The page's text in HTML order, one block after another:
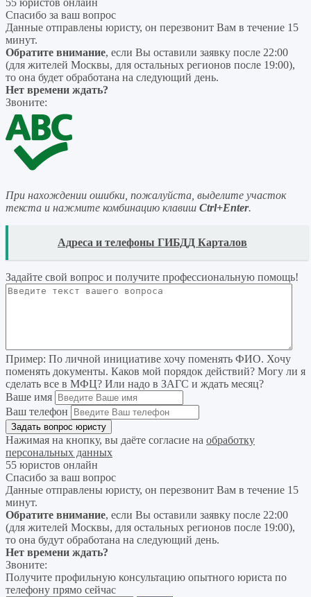
55 юристов онлайн
Спасибо за ваш вопрос
Данные отправлены юристу, он перезвонит Вам в течение 15
минут.
Обратите внимание, если Вы оставили заявку после 22:00
(для жителей Москвы, для остальных регионов после 19:00),
то она будет обработана на следующий день.
Нет времени ждать?
Звоните:
При нахождении ошибки, пожалуйста, выделите участок
текста и нажмите комбинацию клавиш Ctrl+Enter.
Адреса и телефоны ГИБДД Карталов
Задайте свой вопрос и получите профессиональную помощь!
Пример: По личной инициативе хочу поменять ФИО. Хочу
поменять документы. Каков мой порядок действий? Могу ли я
сделать все в МФЦ? Или надо в ЗАГС и ждать месяц?
Ваше имя
Ваш телефон
Нажимая на кнопку, вы даёте согласие на обработку
персональных данных
55 юристов онлайн
Спасибо за ваш вопрос
Данные отправлены юристу, он перезвонит Вам в течение 15
минут.
Обратите внимание, если Вы оставили заявку после 22:00
(для жителей Москвы, для остальных регионов после 19:00),
то она будут обработана на следующий день.
Нет времени ждать?
Звоните:
Получите профильную консультацию опытного юриста по
телефону прямо сейчас